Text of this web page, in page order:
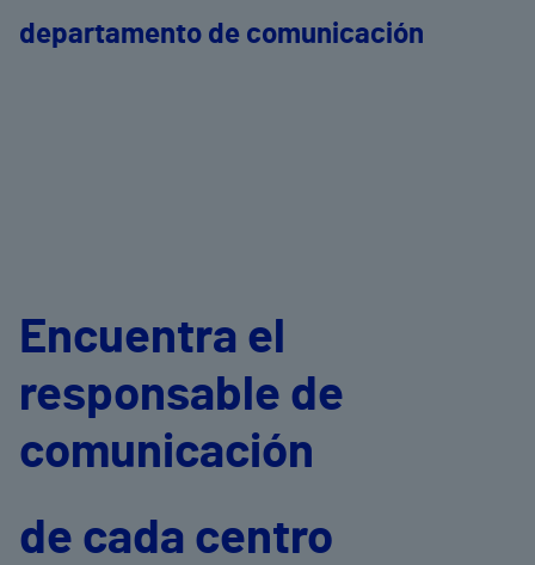
departamento de comunicación
Encuentra el
responsable de
comunicación
de cada centro